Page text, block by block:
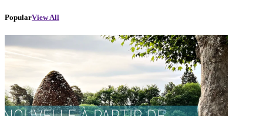
PopularView All